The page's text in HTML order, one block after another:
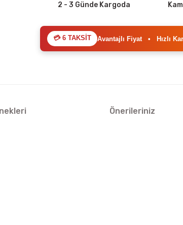
2 - 3 Günde Kargoda
💳 6 TAKSİT Avantajlı Fiyat • Hızlı
Önerileriniz